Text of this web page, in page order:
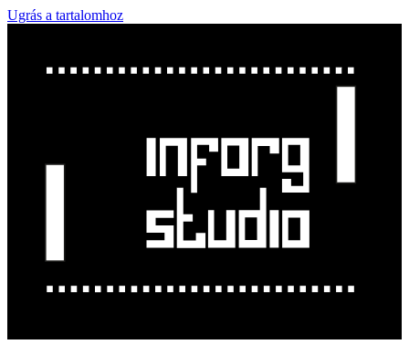
Ugrás a tartalomhoz